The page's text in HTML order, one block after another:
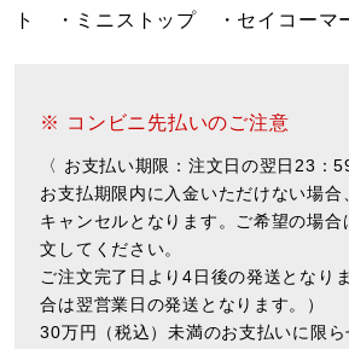
ト ・ミニストップ ・セイコーマ
※ コンビニ先払いのご注意
〈 お支払い期限：注文日の翌日23：
お支払期限内に入金いただけない場合
キャンセルとなります。ご希望の場合
文してください。
ご注文完了日より4日後の発送となり
合は翌営業日の発送となります。）
30万円（税込）未満のお支払いに限ら